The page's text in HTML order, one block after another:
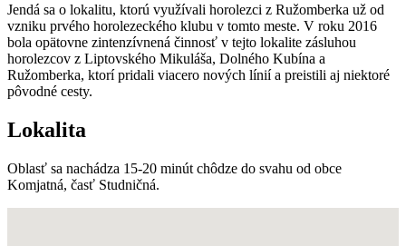
Jendá sa o lokalitu, ktorú využívali horolezci z Ružomberka už od
vzniku prvého horolezeckého klubu v tomto meste. V roku 2016
bola opätovne zintenzívnená činnosť v tejto lokalite zásluhou
horolezcov z Liptovského Mikuláša, Dolného Kubína a
Ružomberka, ktorí pridali viacero nových línií a preistili aj niektoré
pôvodné cesty.
Lokalita
Oblasť sa nachádza 15-20 minút chôdze do svahu od obce
Komjatná, časť Studničná.